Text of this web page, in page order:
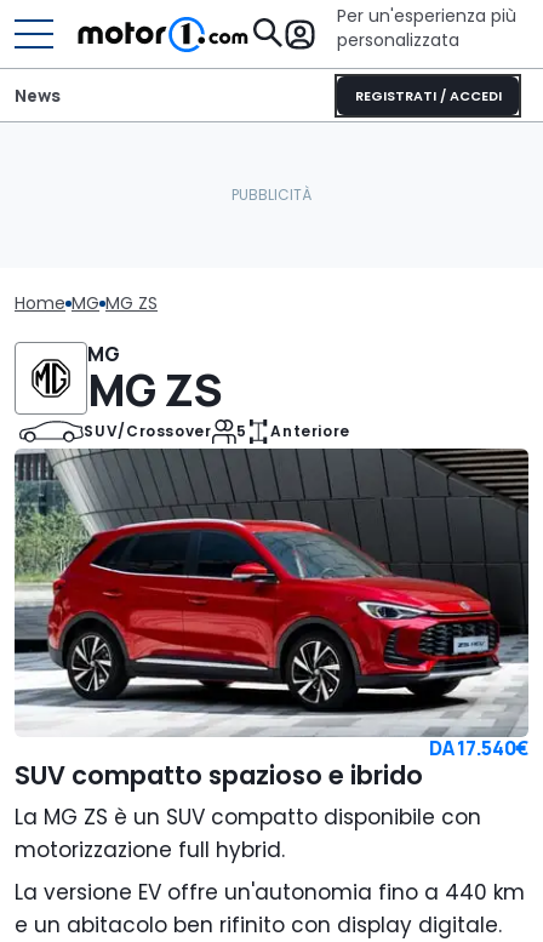
Per un'esperienza più
personalizzata
REGISTRATI / ACCEDI
News
Home MG MG ZS
MG
MG ZS
SUV/Crossover 5 Anteriore
DA17.540€
SUV compatto spazioso e ibrido
La MG ZS è un SUV compatto disponibile con
motorizzazione full hybrid.
La versione EV offre un'autonomia fino a 440 km
e un abitacolo ben rifinito con display digitale.